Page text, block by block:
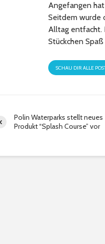
Angefangen
Seitdem wurde
Alltag entfacht.
Stückchen
SCHAU DIR ALLE
Polin Waterparks stellt neues
Produkt “Splash Course” vor